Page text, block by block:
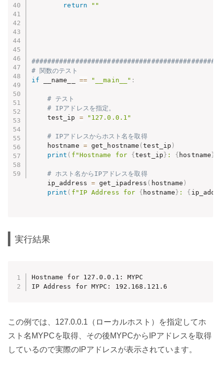
return
""
# 関数のテスト
if __name__ == "__main__" :
# テスト
# IPアドレスを指定。
    test_ip
= "127.0.0.1"
# IPアドレスからホスト名を取得
    hostname
= get_hostname (test_ip )
print ( f"Hostname for {test_ip} : { hostname}
# ホスト名からIPアドレスを取得
    ip_address
= get_ipadress ( hostname )
print ( f"IP Address for { hostname} : {
実行結果
Hostname for 127.0.0.1: MYPC
IP Address for MYPC: 192.168.121.6
この例では、127.0.0.1（ローカルホスト）を指定してホ
スト名MYPCを取得、その後MYPCからIPアドレスを取得
しているので実際のIPアドレスが表示されています。